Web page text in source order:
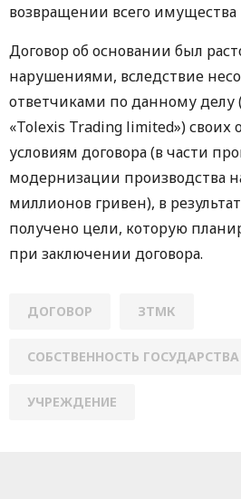
возвращении всего имущества
Договор об основании был
нарушениями, вследствие
ответчиками по данному
«Tolexis Trading limited») своих
условиям договора (в части
модернизации производства
миллионов гривен), в
получено цели, которую
при заключении договора.
ДОГОВОР ЗТМК
СОБСТВЕННОСТЬ ГОСУДАРСТВА
УЧРЕЖДЕНИЕ